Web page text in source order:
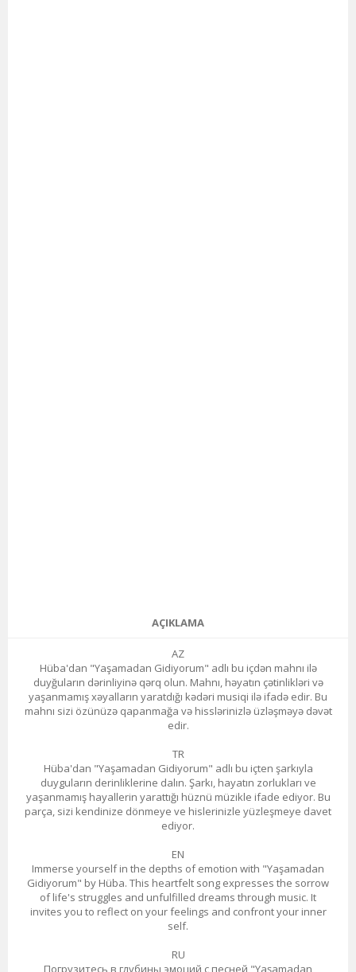
AÇIKLAMA
AZ
Hüba'dan "Yaşamadan Gidiyorum" adlı bu içdən mahnı ilə
duyğuların dərinliyinə qərq olun. Mahnı, həyatın çətinlikləri və
yaşanmamış xəyalların yaratdığı kədəri musiqi ilə ifadə edir. Bu
mahnı sizi özünüzə qapanmağa və hisslərinizlə üzləşməyə dəvət
edir.
TR
Hüba'dan "Yaşamadan Gidiyorum" adlı bu içten şarkıyla
duyguların derinliklerine dalın. Şarkı, hayatın zorlukları ve
yaşanmamış hayallerin yarattığı hüznü müzikle ifade ediyor. Bu
parça, sizi kendinize dönmeye ve hislerinizle yüzleşmeye davet
ediyor.
EN
Immerse yourself in the depths of emotion with "Yaşamadan
Gidiyorum" by Hüba. This heartfelt song expresses the sorrow
of life's struggles and unfulfilled dreams through music. It
invites you to reflect on your feelings and confront your inner
self.
RU
Погрузитесь в глубины эмоций с песней "Yaşamadan